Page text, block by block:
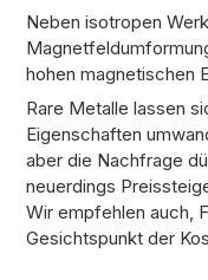
Neben isotropen
hohen magnetischen
Rare Metalle lassen
Eigenschaften
aber die Nachfrage
neuerdings
Wir empfehlen auch,
Gesichtspunkt der